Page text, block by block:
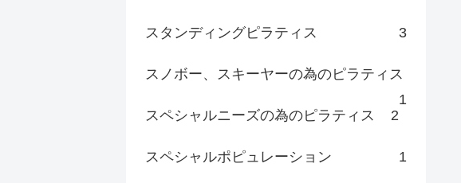
スタンディングピラティス 3
スノボー、スキーヤーの為のピラティス
1
スペシャルニーズの為のピラティス
2
スペシャルポピュレーション 1